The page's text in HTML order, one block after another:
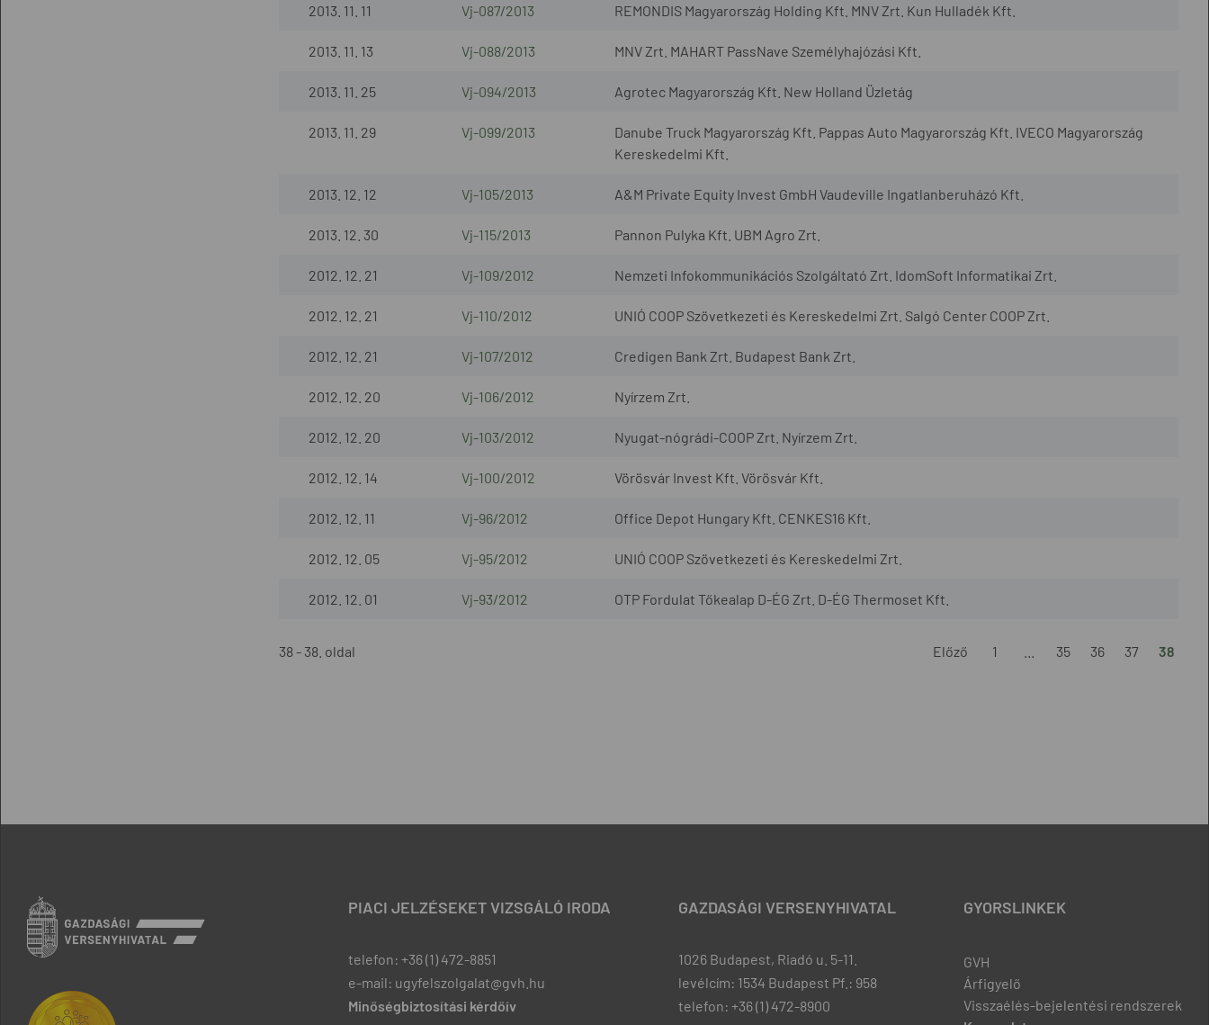
2013. 11. 11 Vj-087/2013 REMONDIS Magyarország Holding Kft. MNV Zrt. Kun Hulladék Kft.
2013. 11. 13 Vj-088/2013 MNV Zrt. MAHART PassNave Személyhajózási Kft.
2013. 11. 25 Vj-094/2013 Agrotec Magyarország Kft. New Holland Üzletág
2013. 11. 29 Vj-099/2013
Danube Truck Magyarország Kft. Pappas Auto Magyarország Kft. IVECO Magyarország
Kereskedelmi Kft.
2013. 12. 12 Vj-105/2013 A&M Private Equity Invest GmbH Vaudeville Ingatlanberuházó Kft.
2013. 12. 30 Vj-115/2013 Pannon Pulyka Kft. UBM Agro Zrt.
2012. 12. 21 Vj-109/2012 Nemzeti Infokommunikációs Szolgáltató Zrt. IdomSoft Informatikai Zrt.
2012. 12. 21 Vj-110/2012 UNIÓ COOP Szövetkezeti és Kereskedelmi Zrt. Salgó Center COOP Zrt.
2012. 12. 21 Vj-107/2012 Credigen Bank Zrt. Budapest Bank Zrt.
2012. 12. 20 Vj-106/2012 Nyírzem Zrt.
2012. 12. 20 Vj-103/2012 Nyugat-nógrádi-COOP Zrt. Nyírzem Zrt.
2012. 12. 14 Vj-100/2012 Vörösvár Invest Kft. Vörösvár Kft.
2012. 12. 11 Vj-96/2012 Office Depot Hungary Kft. CENKES16 Kft.
2012. 12. 05 Vj-95/2012 UNIÓ COOP Szövetkezeti és Kereskedelmi Zrt.
2012. 12. 01 Vj-93/2012 OTP Fordulat Tőkealap D-ÉG Zrt. D-ÉG Thermoset Kft.
38 - 38. oldal Előző 1 35 36 37 38
PIACI JELZÉSEKET VIZSGÁLÓ IRODA
telefon: +36 (1) 472-8851
e-mail: ugyfelszolgalat@gvh.hu
Minőségbiztosítási kérdőív
GAZDASÁGI VERSENYHIVATAL
1026 Budapest, Riadó u. 5-11.
levélcím: 1534 Budapest Pf.: 958
telefon: +36 (1) 472-8900
GYORSLINKEK
GVH
Árfigyelő
Visszaélés-bejelentési rendszerek